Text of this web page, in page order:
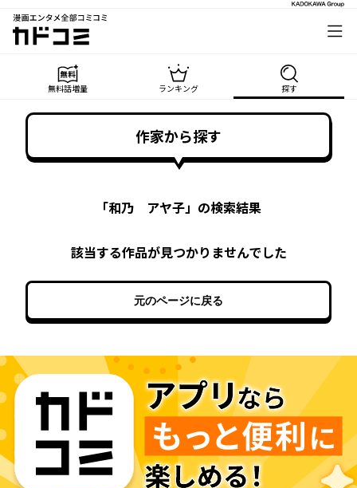
漫画エンタメ全部コミコミ
カドコミ
無料話増量 ランキング 探す
作家から探す
「和乃 アヤ子」の検索結果
該当する作品が見つかりませんでした
元のページに戻る